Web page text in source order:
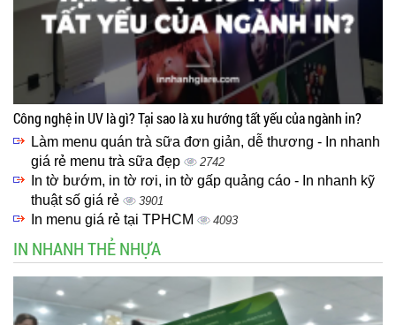
Công nghệ in UV là gì? Tại sao là xu hướng tất yếu của ngành in?
Làm menu quán trà sữa đơn giản, dễ thương - In nhanh
giá rẻ menu trà sữa đẹp
2742
In tờ bướm, in tờ rơi, in tờ gấp quảng cáo - In nhanh kỹ
thuật số giá rẻ
3901
In menu giá rẻ tại TPHCM 4093
IN NHANH THẺ NHỰA